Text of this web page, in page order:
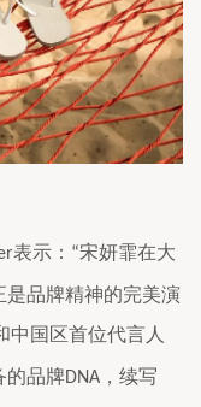
表示： “宋妍霏在大
是品牌精神的完美演
中国区首位代言人
的品牌DNA ，续写